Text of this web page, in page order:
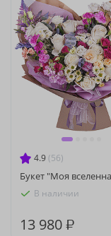
4.9 (56)
Букет "Моя
В наличии
13 980 ₽